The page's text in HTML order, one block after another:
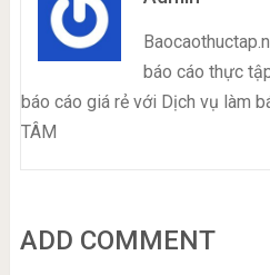
báo cáo thực
báo cáo giá rẻ với Dịch vụ làm
TÂM
ADD COMMENT